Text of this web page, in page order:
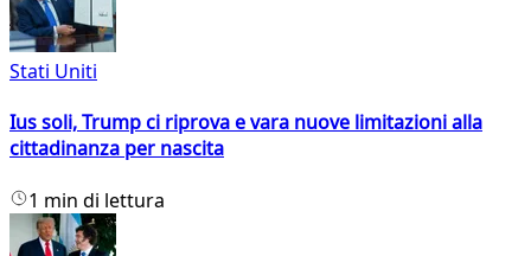
Stati Uniti
Ius soli, Trump ci riprova e vara nuove limitazioni alla
cittadinanza per nascita
1 min di lettura